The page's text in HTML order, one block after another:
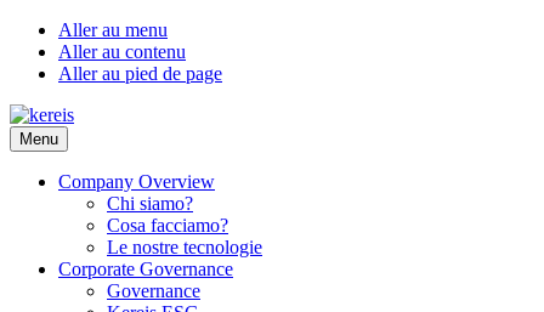
Aller au menu
Aller au contenu
Aller au pied de page
Menu
Company Overview
Chi siamo?
Cosa facciamo?
Le nostre tecnologie
Corporate Governance
Governance